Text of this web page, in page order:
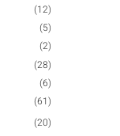
(12)
(5)
(2)
(28)
(6)
(61)
(20)